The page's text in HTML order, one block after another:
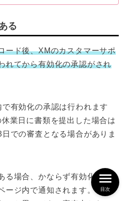
る
ード後、XMのカスタマーサポ
れてから有効化の承認がされ
有効化の承認は行われます
業日に書類を提出した場合は
での審査となる場合がありま
る場合、かならず有効化不承
ージ内で通知されます。「な
目次